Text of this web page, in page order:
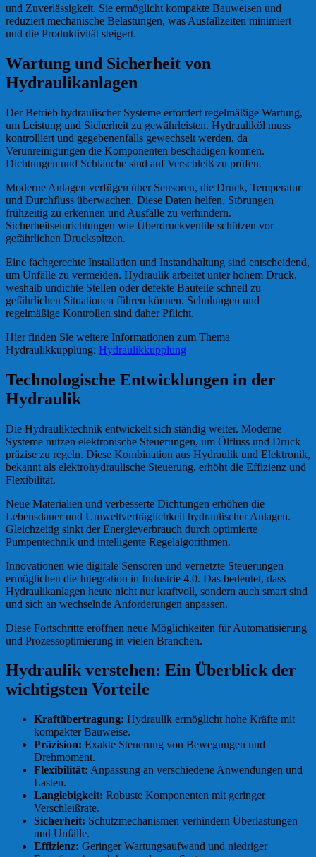
und Zuverlässigkeit. Sie ermöglicht kompakte Bauweisen und
reduziert mechanische Belastungen, was Ausfallzeiten minimiert
und die Produktivität steigert.
Wartung und Sicherheit von
Hydraulikanlagen
Der Betrieb hydraulischer Systeme erfordert regelmäßige Wartung,
um Leistung und Sicherheit zu gewährleisten. Hydrauliköl muss
kontrolliert und gegebenenfalls gewechselt werden, da
Verunreinigungen die Komponenten beschädigen können.
Dichtungen und Schläuche sind auf Verschleiß zu prüfen.
Moderne Anlagen verfügen über Sensoren, die Druck, Temperatur
und Durchfluss überwachen. Diese Daten helfen, Störungen
frühzeitig zu erkennen und Ausfälle zu verhindern.
Sicherheitseinrichtungen wie Überdruckventile schützen vor
gefährlichen Druckspitzen.
Eine fachgerechte Installation und Instandhaltung sind entscheidend,
um Unfälle zu vermeiden. Hydraulik arbeitet unter hohem Druck,
weshalb undichte Stellen oder defekte Bauteile schnell zu
gefährlichen Situationen führen können. Schulungen und
regelmäßige Kontrollen sind daher Pflicht.
Hier finden Sie weitere Informationen zum Thema
Hydraulikkupplung: Hydraulikkupplung
Technologische Entwicklungen in der
Hydraulik
Die Hydrauliktechnik entwickelt sich ständig weiter. Moderne
Systeme nutzen elektronische Steuerungen, um Ölfluss und Druck
präzise zu regeln. Diese Kombination aus Hydraulik und Elektronik,
bekannt als elektrohydraulische Steuerung, erhöht die Effizienz und
Flexibilität.
Neue Materialien und verbesserte Dichtungen erhöhen die
Lebensdauer und Umweltverträglichkeit hydraulischer Anlagen.
Gleichzeitig sinkt der Energieverbrauch durch optimierte
Pumpentechnik und intelligente Regelalgorithmen.
Innovationen wie digitale Sensoren und vernetzte Steuerungen
ermöglichen die Integration in Industrie 4.0. Das bedeutet, dass
Hydraulikanlagen heute nicht nur kraftvoll, sondern auch smart sind
und sich an wechselnde Anforderungen anpassen.
Diese Fortschritte eröffnen neue Möglichkeiten für Automatisierung
und Prozessoptimierung in vielen Branchen.
Hydraulik verstehen: Ein Überblick der
wichtigsten Vorteile
Kraftübertragung: Hydraulik ermöglicht hohe Kräfte mit
kompakter Bauweise.
Präzision: Exakte Steuerung von Bewegungen und
Drehmoment.
Flexibilität: Anpassung an verschiedene Anwendungen und
Lasten.
Langlebigkeit: Robuste Komponenten mit geringer
Verschleißrate.
Sicherheit: Schutzmechanismen verhindern Überlastungen
und Unfälle.
Effizienz: Geringer Wartungsaufwand und niedriger